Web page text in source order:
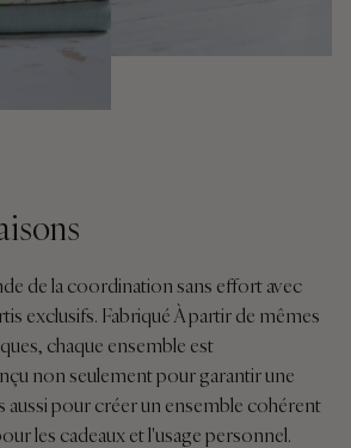
de la coordination sans effort avec
exclusifs. Fabriqué À partir de mêmes
chaque ensemble est
non seulement pour garantir une
aussi pour créer un ensemble cohérent
les cadeaux et l'usage personnel.